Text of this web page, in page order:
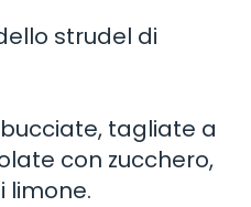
strudel di
tagliate a
con zucchero,
limone.